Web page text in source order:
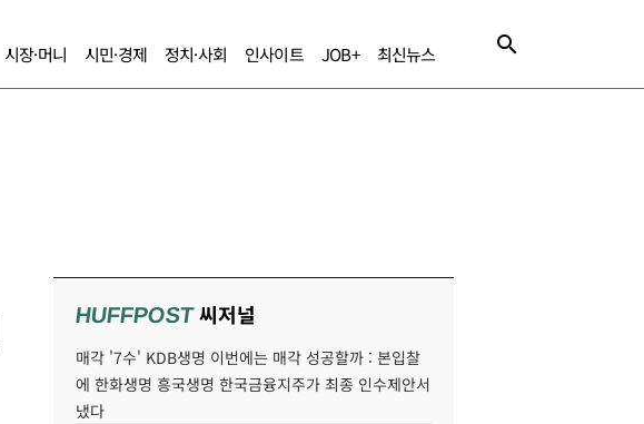
시장·머니 시민·경제 정치·사회 인사이트 JOB+ 최신뉴스
HUFFPOST씨저널
매각 '7수' KDB생명 이번에는 매각 성공할까 : 본입찰
에 한화생명 흥국생명 한국금융지주가 최종 인수제안서
냈다